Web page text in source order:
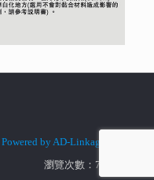
Powered by AD-Linkage Ltd.
瀏覽次數：770819